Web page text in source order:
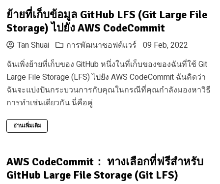
ย้ายที่เก็บข้อมูล GitHub LFS (Git Large File
Storage) ไปยัง AWS CodeCommit
Tan Shuai การพัฒนาซอฟต์แวร์ 09 Feb, 2022
ฉันเพิ่งย้ายที่เก็บของ GitHub หนึ่งในที่เก็บของของฉันที่ใช้ Git
Large File Storage (LFS) ไปยัง AWS CodeCommit ฉันคิดว่า
ฉันจะแบ่งปันกระบวนการกับคุณในกรณีที่คุณกำลังมองหาวิธี
การทำเช่นเดียวกัน นี่คือคู่
อ่านเพิ่มเติม
AWS CodeCommit： ทางเลือกที่ฟรีสำหรับ
GitHub Large File Storage (Git LFS)